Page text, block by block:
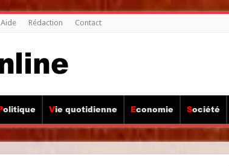
Aide Rédaction Contact
Politique Vie quotidienne Economie Société